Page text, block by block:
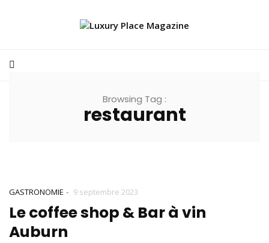
Browsing Tag :
restaurant
GASTRONOMIE - 9 septembre 2023
Le coffee shop & Bar à vin
Auburn